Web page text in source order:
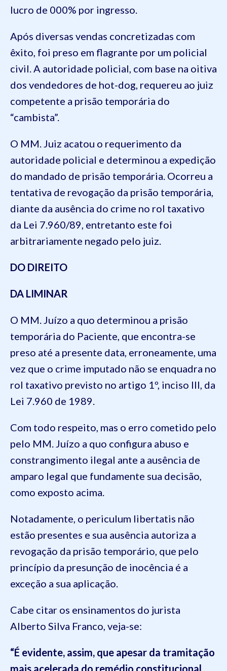
lucro de 000% por ingresso.
Após diversas vendas concretizadas com
êxito, foi preso em flagrante por um policial
civil. A autoridade policial, com base na oitiva
dos vendedores de hot-dog, requereu ao juiz
competente a prisão temporária do
“cambista”.
O MM. Juiz acatou o requerimento da
autoridade policial e determinou a expedição
do mandado de prisão temporária. Ocorreu a
tentativa de revogação da prisão temporária,
diante da ausência do crime no rol taxativo
da Lei 7.960/89, entretanto este foi
arbitrariamente negado pelo juiz.
DO DIREITO
DA LIMINAR
O MM. Juízo a quo determinou a prisão
temporária do Paciente, que encontra-se
preso até a presente data, erroneamente, uma
vez que o crime imputado não se enquadra no
rol taxativo previsto no artigo 1º, inciso III, da
Lei 7.960 de 1989.
Com todo respeito, mas o erro cometido pelo
pelo MM. Juízo a quo configura abuso e
constrangimento ilegal ante a ausência de
amparo legal que fundamente sua decisão,
como exposto acima.
Notadamente, o periculum libertatis não
estão presentes e sua ausência autoriza a
revogação da prisão temporário, que pelo
princípio da presunção de inocência é a
exceção a sua aplicação.
Cabe citar os ensinamentos do jurista
Alberto Silva Franco, veja-se:
“É evidente, assim, que apesar da tramitação
mais acelerada do remédio constitucional,